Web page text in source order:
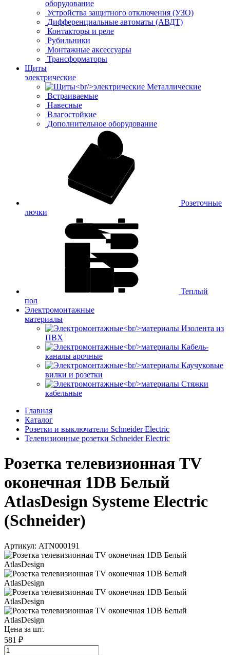
оборудование
Устройства защитного отключения (УЗО)
Дифференциальные автоматы (АВДТ)
Контакторы и реле
Рубильники
Монтажные аксессуары
Трансформаторы
Щиты
электрические
Металлические
Встраиваемые
Навесные
Влагостойкие
Дополнительное оборудование
Розеточные
лючки
Теплый
пол
Электромонтажные
материалы
Изолента из
ПВХ
Кабель-
каналы арочные
Каучуковые
вилки и розетки
Стяжки
кабельные
Главная
Каталог
Розетки и выключатели Schneider Electric
Телевизионные розетки Schneider Electric
Розетка телевизионная TV
оконечная 1DB Белый
AtlasDesign Systeme Electric
(Schneider)
Артикул: ATN000191
Цена за шт.
581 ₽